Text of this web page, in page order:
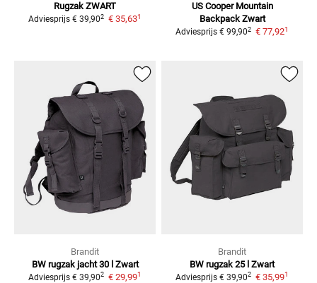
Rugzak ZWART
Adviesprijs € 39,902 € 35,631
US Cooper Mountain
Backpack Zwart
Adviesprijs € 99,902 € 77,921
Brandit
BW rugzak jacht 30 l Zwart
Adviesprijs € 39,902 € 29,991
Brandit
BW rugzak 25 l Zwart
Adviesprijs € 39,902 € 35,991